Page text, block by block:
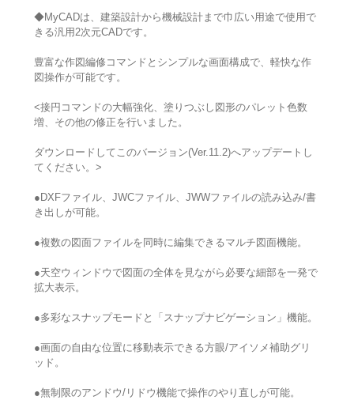
◆MyCADは、建築設計から機械設計まで巾広い用途で使用で
きる汎用2次元CADです。
豊富な作図編修コマンドとシンプルな画面構成で、軽快な作
図操作が可能です。
<接円コマンドの大幅強化、塗りつぶし図形のパレット色数
増、その他の修正を行いました。
ダウンロードしてこのバージョン(Ver.11.2)へアップデートし
てください。>
●DXFファイル、JWCファイル、JWWファイルの読み込み/書
き出しが可能。
●複数の図面ファイルを同時に編集できるマルチ図面機能。
●天空ウィンドウで図面の全体を見ながら必要な細部を一発で
拡大表示。
●多彩なスナップモードと「スナップナビゲーション」機能。
●画面の自由な位置に移動表示できる方眼/アイソメ補助グリ
ッド。
●無制限のアンドウ/リドウ機能で操作のやり直しが可能。